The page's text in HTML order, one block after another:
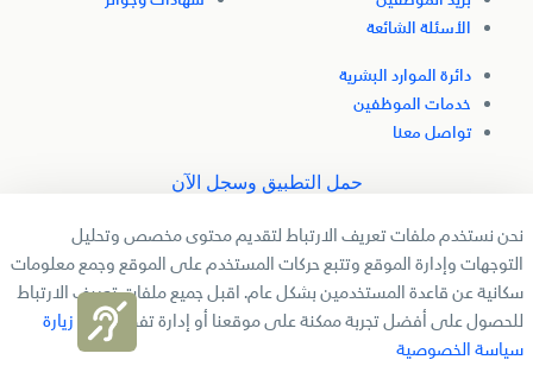
الأسئلة الشائعة
دائرة الموارد البشرية
خدمات الموظفين
تواصل معنا
حمل التطبيق وسجل الآن
تابعنا
جميع الحقوق محفوظة لدائرة التنمية الاقتصادية بالشارقة � 2025
نحن نستخدم ملفات تعريف الارتباط لتقديم محتوى مخصص وتحليل
التوجهات وإدارة الموقع وتتبع حركات المستخدم على الموقع وجمع معلومات
سكانية عن قاعدة المستخدمين بشكل عام. اقبل جميع ملفات تعريف الارتباط
للحصول على أفضل تجربة ممكنة على موقعنا أو إدارة تفضيلاتك. زيارة
سياسة الخصوصية